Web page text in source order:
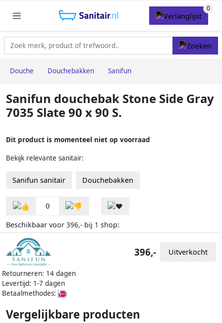
Douche Douchebakken Sanifun
Sanifun douchebak Stone Side Gray
7035 Slate 90 x 90 S.
Dit product is momenteel niet op voorraad
Bekijk relevante sanitair:
Sanifun sanitair Douchebakken
0
Beschikbaar voor 396,- bij 1 shop:
Retourneren: 14 dagen
Levertijd: 1-7 dagen
Betaalmethodes:
396,- Uitverkocht
Vergelijkbare producten